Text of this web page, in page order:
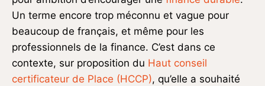
Un terme encore trop méconnu et vague pour
beaucoup de français, et même pour les
professionnels de la finance. C’est dans ce
contexte, sur proposition du Haut conseil
certificateur de Place (HCCP), qu’elle a souhaité